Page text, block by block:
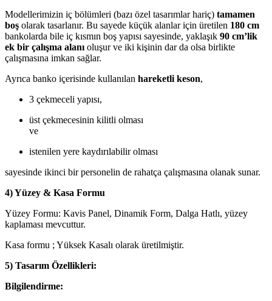
Modellerimizin iç bölümleri (bazı özel tasarımlar hariç) tamamen
boş olarak tasarlanır. Bu sayede küçük alanlar için üretilen 180 cm
bankolarda bile iç kısmın boş yapısı sayesinde, yaklaşık 90 cm’lik
ek bir çalışma alanı oluşur ve iki kişinin dar da olsa birlikte
çalışmasına imkan sağlar.
Ayrıca banko içerisinde kullanılan hareketli keson,
3 çekmeceli yapısı,
üst çekmecesinin kilitli olması
ve
istenilen yere kaydırılabilir olması
sayesinde ikinci bir personelin de rahatça çalışmasına olanak sunar.
4) Yüzey & Kasa Formu
Yüzey Formu: Kavis Panel, Dinamik Form, Dalga Hatlı, yüzey
kaplaması mevcuttur.
Kasa formu ; Yüksek Kasalı olarak üretilmiştir.
5) Tasarım Özellikleri:
Bilgilendirme: